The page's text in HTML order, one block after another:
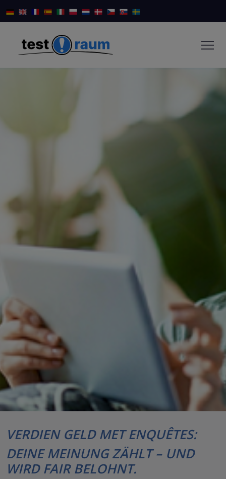
VERDIEN GELD MET ENQUÊTES:
DEINE MEINUNG ZÄHLT – UND
WIRD FAIR BELOHNT.